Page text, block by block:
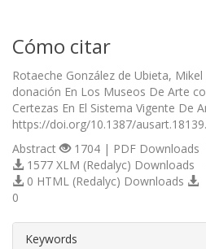
Cómo citar
Rotaeche González de Ubieta,
donación En Los Museos De Arte
Certezas En El Sistema Vigente De
https://doi.org/10.1387/ausart.18139.
Abstract
1704 | PDF Downloads
1577 XLM (Redalyc) Downloads
0 HTML (Redalyc) Downloads
0
Keywords